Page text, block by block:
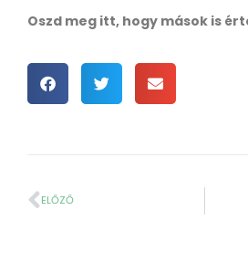
Oszd meg itt, hogy mások is
ELŐZŐ